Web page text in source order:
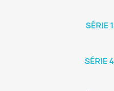
SÉRIE
SÉRIE